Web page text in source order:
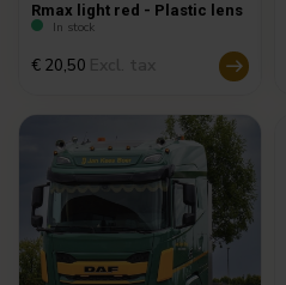
Rmax light red - Plastic lens
In stock
€ 20,50